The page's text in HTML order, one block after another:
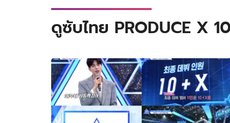
ดูซับไทย PRODUCE X